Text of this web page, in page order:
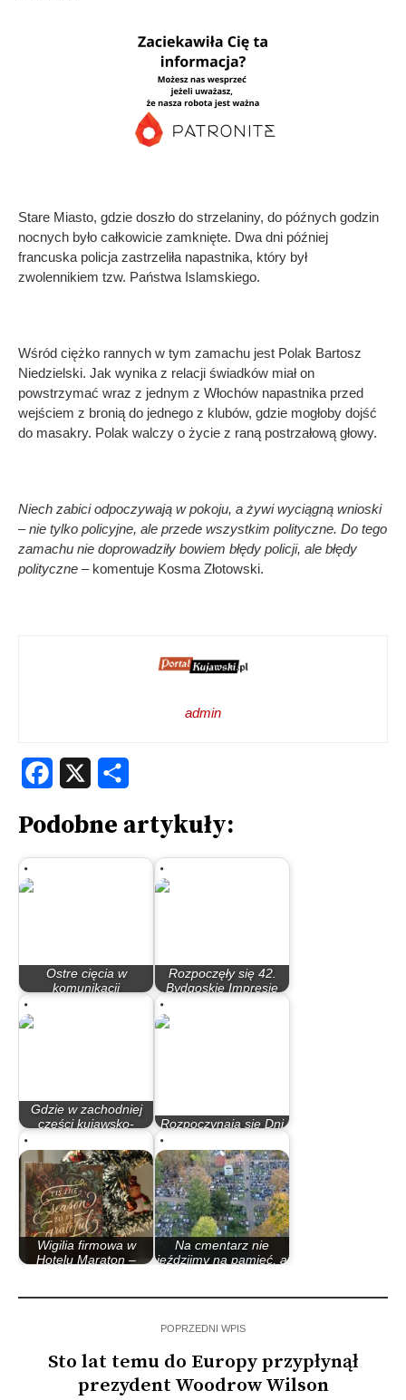
Stare Miasto, gdzie doszło do strzelaniny, do późnych godzin
nocnych było całkowicie zamknięte. Dwa dni później
francuska policja zastrzeliła napastnika, który był
zwolennikiem tzw. Państwa Islamskiego.
Wśród ciężko rannych w tym zamachu jest Polak Bartosz
Niedzielski. Jak wynika z relacji świadków miał on
powstrzymać wraz z jednym z Włochów napastnika przed
wejściem z bronią do jednego z klubów, gdzie mogłoby dojść
do masakry. Polak walczy o życie z raną postrzałową głowy.
Niech zabici odpoczywają w pokoju, a żywi wyciągną wnioski
– nie tylko policyjne, ale przede wszystkim polityczne. Do tego
zamachu nie doprowadziły bowiem błędy policji, ale błędy
polityczne – komentuje Kosma Złotowski.
admin
Facebook
Podobne artykuły:
Ostre cięcia w
komunikacji
Rozpoczęły się 42.
Bydgoskie Impresje
Gdzie w zachodniej
części kujawsko-
Rozpoczynają się Dni
Wigilia firmowa w
Hotelu Maraton –
Na cmentarz nie
jeździjmy na pamięć, a
POPRZEDNI WPIS
Sto lat temu do Europy przypłynął
prezydent Woodrow Wilson